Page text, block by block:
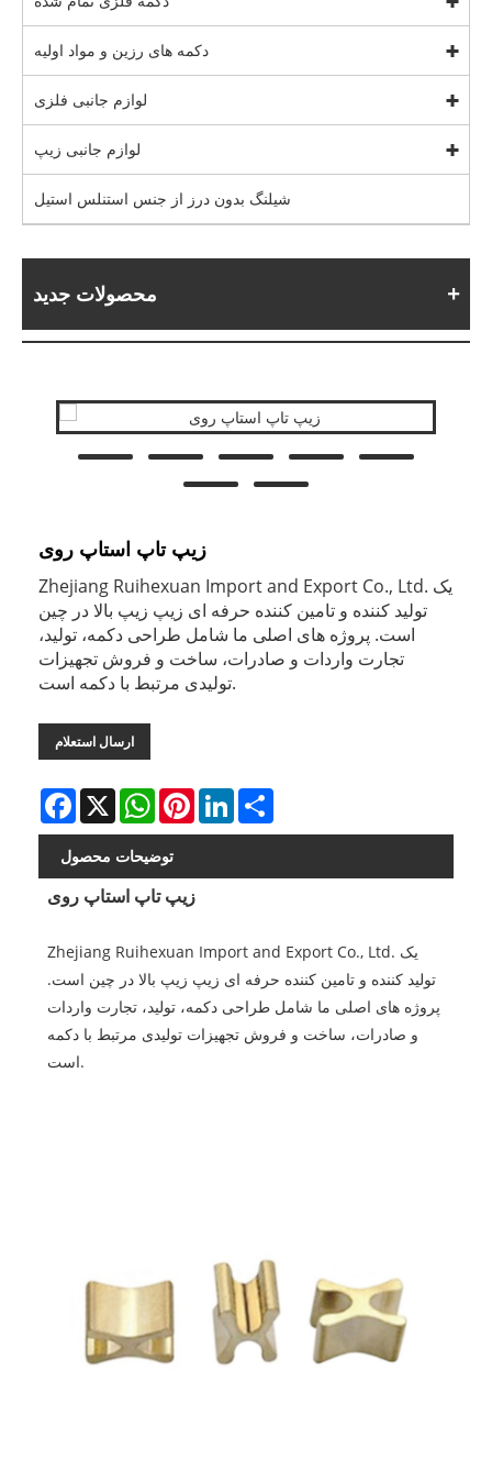
دکمه های رزین و مواد اولیه
لوازم جانبی فلزی
لوازم جانبی زیپ
شیلنگ بدون درز از جنس استنلس استیل
محصولات جدید
زیپ تاپ استاپ روی
Zhejiang Ruihexuan Import and Export Co., Ltd. یک
تولید کننده و تامین کننده حرفه ای زیپ زیپ بالا در چین
است. پروژه های اصلی ما شامل طراحی دکمه، تولید،
تجارت واردات و صادرات، ساخت و فروش تجهیزات
تولیدی مرتبط با دکمه است.
ارسال استعلام
Facebook
X WhatsAppPinterestLinkedIn
توضیحات محصول
زیپ تاپ استاپ روی
Zhejiang Ruihexuan Import and Export Co., Ltd. یک
تولید کننده و تامین کننده حرفه ای زیپ زیپ بالا در چین است.
پروژه های اصلی ما شامل طراحی دکمه، تولید، تجارت واردات
و صادرات، ساخت و فروش تجهیزات تولیدی مرتبط با دکمه
است.